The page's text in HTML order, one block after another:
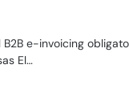
B2B e-invoicing
El…